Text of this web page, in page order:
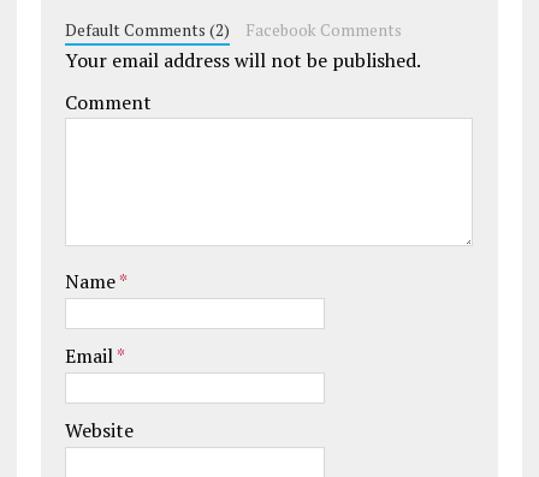
Default Comments (2) Facebook Comments
Your email address will not be published.
Comment
Name*
Email*
Website